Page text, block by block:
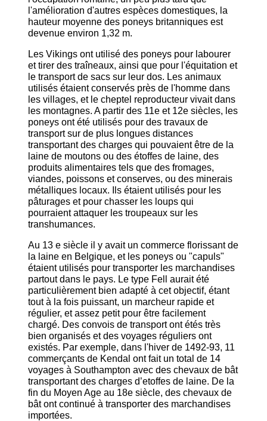
l'amélioration d'autres espèces domestiques, la
hauteur moyenne des poneys britanniques est
devenue environ 1,32 m.
Les Vikings ont utilisé des poneys pour labourer
et tirer des traîneaux, ainsi que pour l'équitation et
le transport de sacs sur leur dos. Les animaux
utilisés étaient conservés près de l'homme dans
les villages, et le cheptel reproducteur vivait dans
les montagnes. A partir des 11e et 12e siècles, les
poneys ont été utilisés pour des travaux de
transport sur de plus longues distances
transportant des charges qui pouvaient être de la
laine de moutons ou des étoffes de laine, des
produits alimentaires tels que des fromages,
viandes, poissons et conserves, ou des minerais
métalliques locaux. Ils étaient utilisés pour les
pâturages et pour chasser les loups qui
pourraient attaquer les troupeaux sur les
transhumances.
Au 13 e siècle il y avait un commerce florissant de
la laine en Belgique, et les poneys ou "capuls"
étaient utilisés pour transporter les marchandises
partout dans le pays. Le type Fell aurait été
particulièrement bien adapté à cet objectif, étant
tout à la fois puissant, un marcheur rapide et
régulier, et assez petit pour être facilement
chargé. Des convois de transport ont étés très
bien organisés et des voyages réguliers ont
existés. Par exemple, dans l'hiver de 1492-93, 11
commerçants de Kendal ont fait un total de 14
voyages à Southampton avec des chevaux de bât
transportant des charges d’etoffes de laine. De la
fin du Moyen Age au 18e siècle, des chevaux de
bât ont continué à transporter des marchandises
importées.